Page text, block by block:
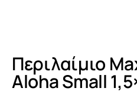
Περιλαίμιο
Aloha Small